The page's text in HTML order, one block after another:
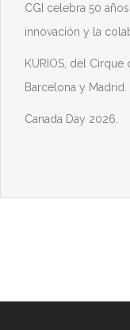
CGI celebra 50
innovación y la
KURIOS, del Cirque
Barcelona y Madrid.
Canada Day 2026.